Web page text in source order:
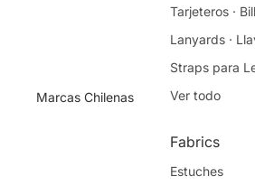
Besa la
Especiales
Marcas Chilenas
Tarjeteros ·
Lanyards ·
Straps para
Ver todo
Fabrics
Estuches